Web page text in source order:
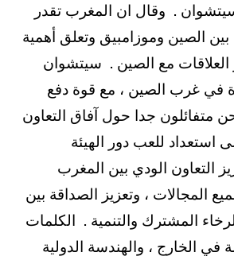
. وقال ان المغرب تقدر
بين الصين وموزامبيق وتعلق أهمية
العلاقات مع الصين . سيتشوان
في غرب الصين ، مع قوة دفع
متفائلون جدا حول آفاق التعاون
استعداد للعب دور الهيئة
التعاون الودي بين المغرب
المجالات ، وتعزيز الصداقة بين
المشترك والتنمية . الكلمات
في الخارج ، والهندسة الدولية